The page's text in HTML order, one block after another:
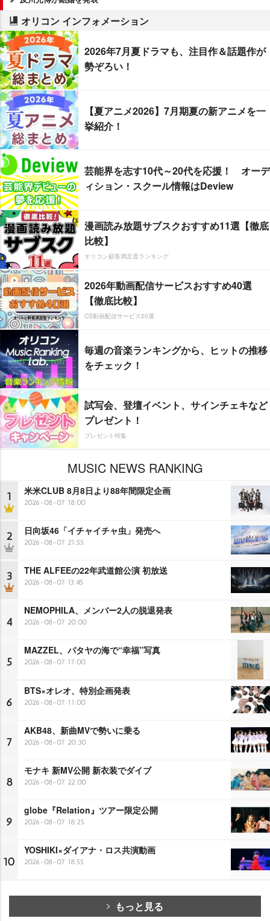
オリコン インフォメーション
2026年7月夏ドラマも、注目作＆話題作が
勢ぞろい！
【夏アニメ2026】7月期夏の新アニメを一
挙紹介！
芸能界を志す10代～20代を応援！ オーデ
ィション・スクール情報はDeview
漫画読み放題サブスクおすすめ11選【徹底
比較】
オリコン顧客満足度ランキング
2026年動画配信サービスおすすめ40選
【徹底比較】
CS動画配信サービス20選
毎週の音楽ランキングから、ヒットの推移
をチェック！
試写会、登壇イベント、サインチェキなど
プレゼント！
プレゼント特集
MUSIC NEWS RANKING
1 米米CLUB 8月8日より88年間限定企画
2026-08-07 18:00
2 日向坂46「イチャイチャ虫」発売へ
2026-08-07 21:55
3 THE ALFEEの22年武道館公演 初放送
2026-08-07 13:45
4
NEMOPHILA、メンバー2人の脱退発表
2026-08-07 20:00
5
MAZZEL、パタヤの海で“幸福”写真
2026-08-07 17:00
6
BTS×オレオ、特別企画発表
2026-08-07 11:00
7
AKB48、新曲MVで勢いに乗る
2026-08-07 20:30
8
モナキ 新MV公開 新衣装でダイブ
2026-08-07 22:00
9
globe『Relation』ツアー限定公開
2026-08-07 18:25
10
YOSHIKI×ダイアナ・ロス共演動画
2026-08-07 18:55
もっと見る